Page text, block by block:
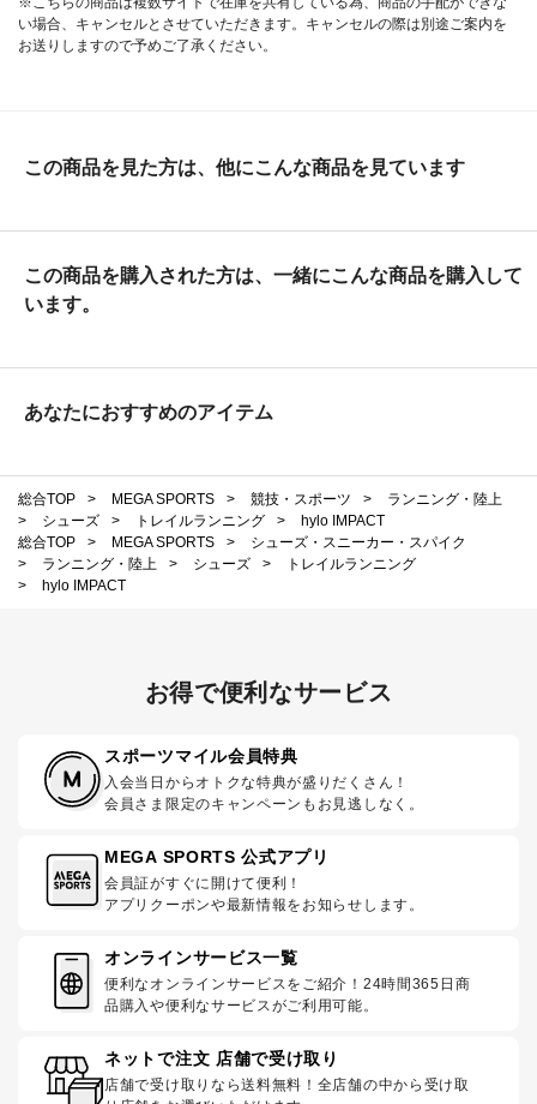
い場合、キャンセルとさせていただきます。キャンセルの際は別途ご案内を
お送りしますので予めご了承ください。
この商品を見た方は、他にこんな商品を見ています
この商品を購入された方は、一緒にこんな商品を購入して
います。
あなたにおすすめのアイテム
総合TOP > MEGA SPORTS > 競技・スポーツ >
ランニング・陸上
>
シューズ > トレイルランニング >
hylo IMPACT
総合TOP
> MEGA SPORTS >
シューズ・スニーカー・スパイク
>
ランニング・陸上 > シューズ >
トレイルランニング
>
hylo IMPACT
お得で便利なサービス
スポーツマイル会員特典
入会当日からオトクな特典が盛りだくさん！
会員さま限定のキャンペーンもお見逃しなく。
MEGA SPORTS 公式アプリ
会員証がすぐに開けて便利！
アプリクーポンや最新情報をお知らせします。
オンラインサービス一覧
便利なオンラインサービスをご紹介！24時間365日商
品購入や便利なサービスがご利用可能。
ネットで注文 店舗で受け取り
店舗で受け取りなら送料無料！全店舗の中から受け取